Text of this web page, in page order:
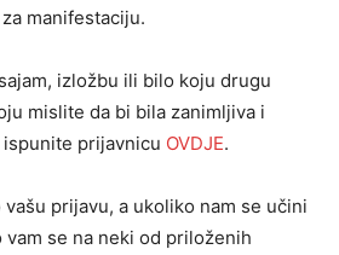
manifestaciju.
izložbu ili bilo koju drugu
mislite da bi bila zanimljiva i
ispunite prijavnicu OVDJE.
prijavu, a ukoliko nam se učini
vam se na neki od priloženih